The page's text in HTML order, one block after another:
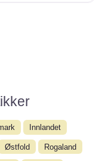
Innlandet
Østfold Rogaland